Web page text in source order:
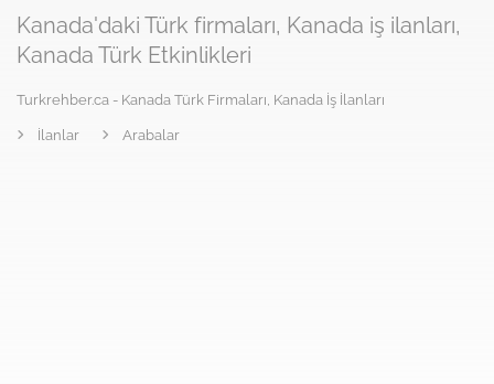
Kanada'daki Türk firmaları, Kanada iş ilanları,
Kanada Türk Etkinlikleri
Turkrehber.ca - Kanada Türk Firmaları, Kanada İş İlanları
İlanlar Arabalar